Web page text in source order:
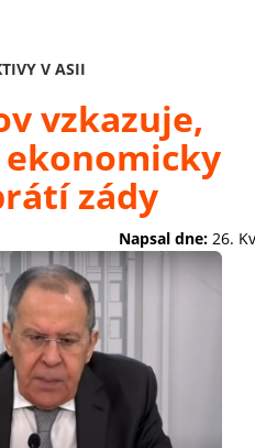
V ASII
vzkazuje,
ekonomicky
zády
Napsal dne: 26.